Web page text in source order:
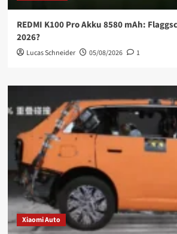
REDMI K100 Pro Akku 8580 mAh:
2026?
Lucas Schneider 05/08/2026 1
Xiaomi Auto